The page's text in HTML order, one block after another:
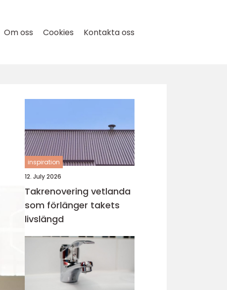
Om oss Cookies Kontakta oss
inspiration
12. July 2026
Takrenovering vetlanda
som förlänger takets
livslängd